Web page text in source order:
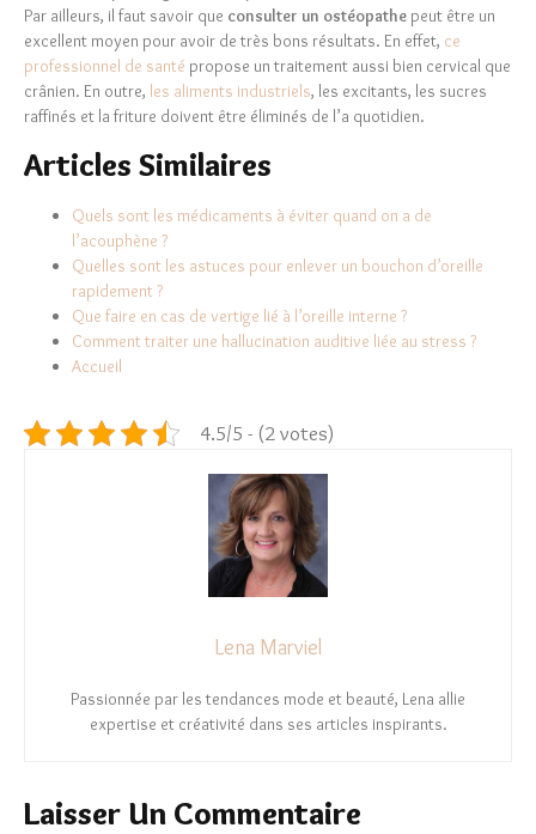
Par ailleurs, il faut savoir que consulter un ostéopathe peut être un
excellent moyen pour avoir de très bons résultats. En effet, ce
professionnel de santé propose un traitement aussi bien cervical que
crânien. En outre, les aliments industriels, les excitants, les sucres
raffinés et la friture doivent être éliminés de l’a quotidien.
Articles Similaires
Quels sont les médicaments à éviter quand on a de
l’acouphène ?
Quelles sont les astuces pour enlever un bouchon d’oreille
rapidement ?
Que faire en cas de vertige lié à l’oreille interne ?
Comment traiter une hallucination auditive liée au stress ?
Accueil
4.5/5 - (2 votes)
Lena Marviel
Passionnée par les tendances mode et beauté, Lena allie
expertise et créativité dans ses articles inspirants.
Laisser Un Commentaire